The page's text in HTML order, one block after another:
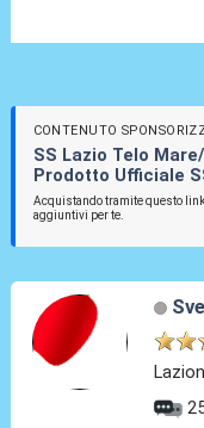
CONTENUTO
SS Lazio Telo
Prodotto Ufficiale
Acquistando tramite questo
aggiuntivi per te.